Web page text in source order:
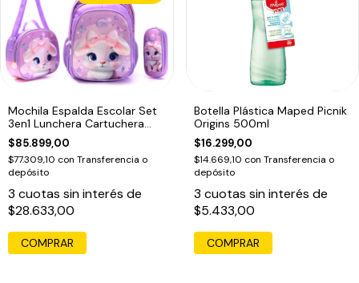
Mochila Espalda Escolar Set
3en1 Lunchera Cartuchera
Violeta Coneja Bani
$85.899,00
$77.309,10 con Transferencia o
depósito
3 cuotas sin interés de
$28.633,00
Botella Plástica Maped Picnik
Origins 500ml
$16.299,00
$14.669,10 con Transferencia o
depósito
3 cuotas sin interés de
$5.433,00
COMPRAR